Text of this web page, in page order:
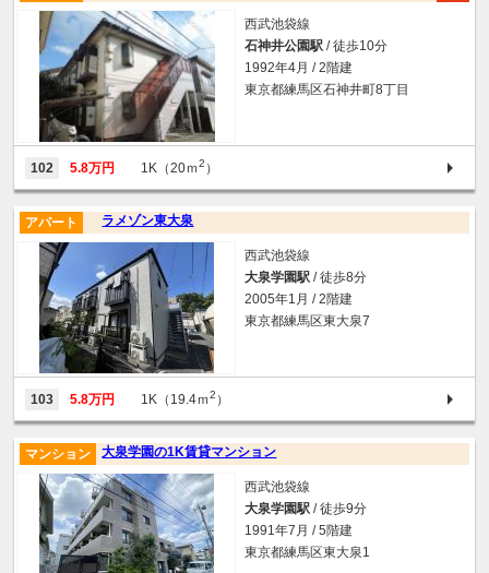
西武池袋線
石神井公園駅 / 徒歩10分
1992年4月 / 2階建
東京都練馬区石神井町8丁目
102 5.8万円 1K（20ｍ2 ）
ラメゾン東大泉
アパート
西武池袋線
大泉学園駅 / 徒歩8分
2005年1月 / 2階建
東京都練馬区東大泉7
103 5.8万円 1K（19.4ｍ2 ）
大泉学園の1K賃貸マンション
マンション
西武池袋線
大泉学園駅 / 徒歩9分
1991年7月 / 5階建
東京都練馬区東大泉1